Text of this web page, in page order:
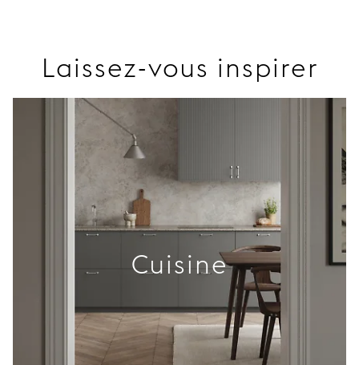
Laissez-vous inspirer
Cuisine